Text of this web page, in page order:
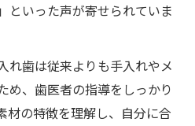
といった声が寄せられていま
れ歯は従来よりも手入れやメ
め、歯医者の指導をしっかり
材の特徴を理解し、自分に合